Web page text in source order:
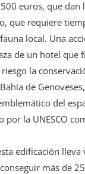
euros, que
que requiere
local. Una
de un hotel que
la
de
del
por la UNESCO
edificación lleva
más de